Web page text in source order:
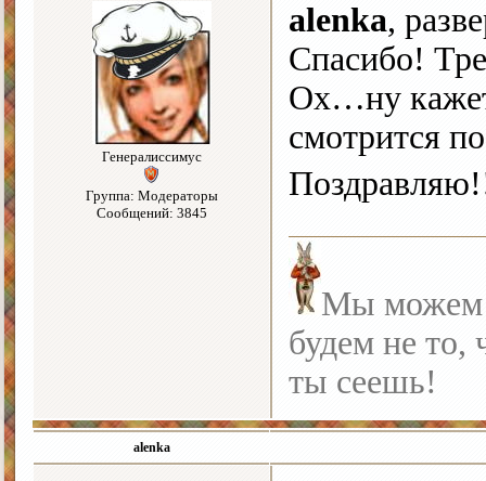
Генералиссимус
Группа: Модераторы
Сообщений: 3845
alenka,
Спасибо!
Ох…ну
смотрится
Мы можем
будем не то,
ты сеешь!
alenka